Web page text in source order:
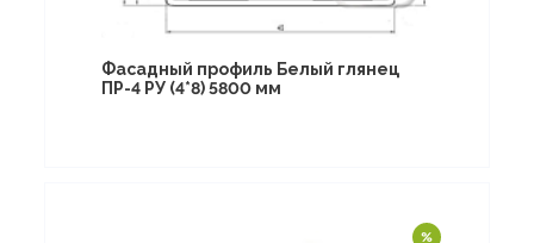
Фасадный профиль Белый глянец
ПР-4 РУ (4*8) 5800 мм